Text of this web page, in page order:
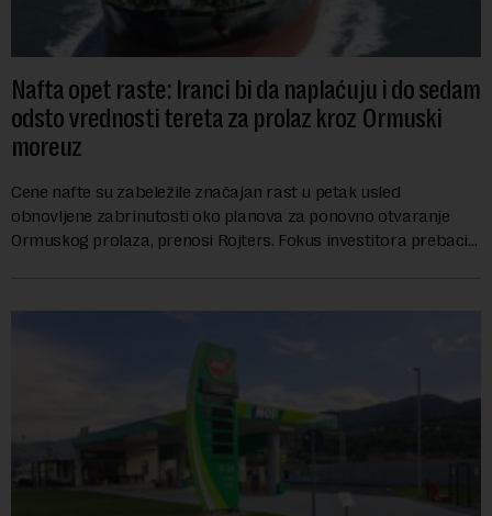
Nafta opet raste: Iranci bi da naplaćuju i do sedam
odsto vrednosti tereta za prolaz kroz Ormuski
moreuz
Cene nafte su zabeležile značajan rast u petak usled
obnovljene zabrinutosti oko planova za ponovno otvaranje
Ormuskog prolaza, prenosi Rojters. Fokus investitora prebacio